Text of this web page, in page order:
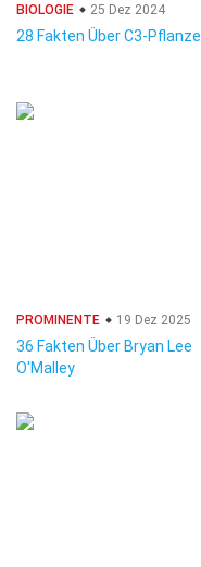
BIOLOGIE 25 Dez 2024
28 Fakten Über C3-Pflanze
PROMINENTE 19 Dez 2025
36 Fakten Über Bryan Lee
O'Malley